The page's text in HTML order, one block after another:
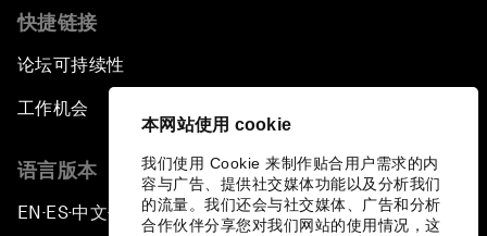
本网站使用 cookie
我们使用 Cookie 来制作贴合用户需求的内
容与广告、提供社交媒体功能以及分析我们
的流量。我们还会与社交媒体、广告和分析
合作伙伴分享您对我们网站的使用情况，这
快捷链接
论坛可持续性
工作机会
语言版本
EN ▪ES▪中文▪ 日本語